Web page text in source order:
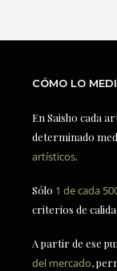
CÓMO LO
En Saisho cada
determinado
artísticos.
Sólo 1 de cada
criterios de
A partir de ese
del mercado,